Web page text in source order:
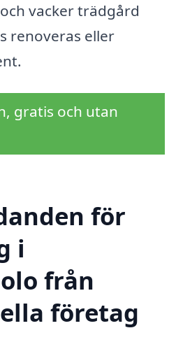
vacker trädgård
renoveras eller
gratis och utan
för
i
från
företag